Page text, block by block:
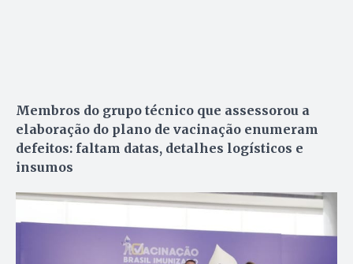
Membros do grupo técnico que assessorou a
elaboração do plano de vacinação enumeram
defeitos: faltam datas, detalhes logísticos e
insumos